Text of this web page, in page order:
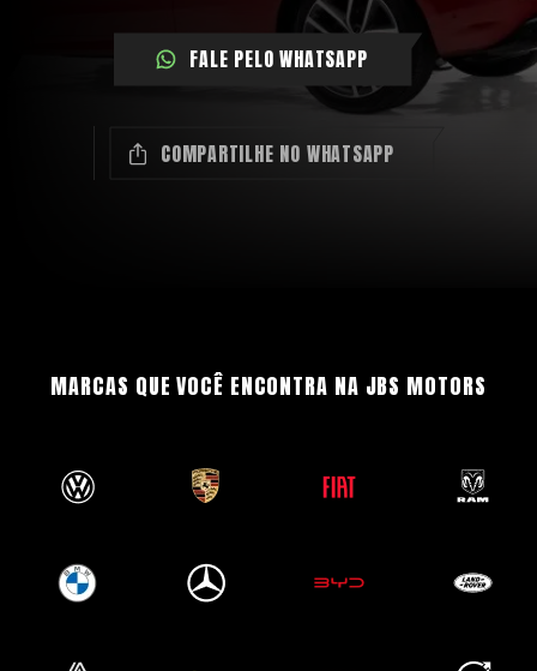
FALE PELO WHATSAPP
COMPARTILHE NO WHATSAPP
MARCAS QUE VOCÊ ENCONTRA NA JBS MOTORS